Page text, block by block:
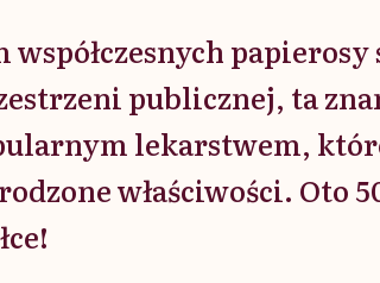
współczesnych
publicznej, ta
lekarstwem,
właściwości. Oto